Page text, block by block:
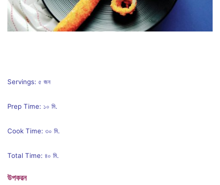
Servings: ৫ জন
Prep Time: ১০ মি.
Cook Time: ৩০ মি.
Total Time: ৪০ মি.
উপকরন